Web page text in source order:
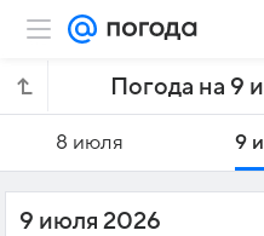
Погода на 9
8 июля 9
9 июля 2026